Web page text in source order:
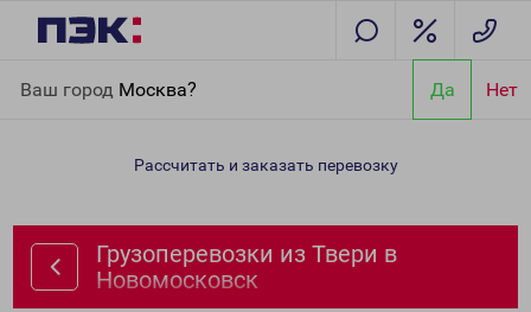
Ваш город Москва? Да Нет
Новомосковск
Рассчитать и заказать перевозку
Грузоперевозки из Твери в
Новомосковск